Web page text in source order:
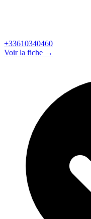
+33610340460
Voir la fiche →